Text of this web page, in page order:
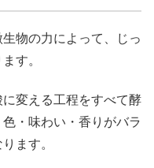
物の力によって、じっ
す。
変える工程をすべて酵
・味わい・香りがバラ
ます。